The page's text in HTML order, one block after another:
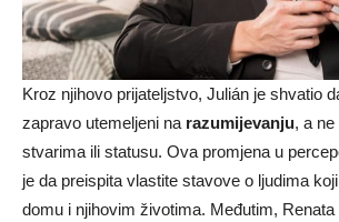
Kroz njihovo prijateljstvo, Julián je shvatio
zapravo utemeljeni na razumijevanju, a
stvarima ili statusu. Ova promjena u
je da preispita vlastite stavove o ljudima
domu i njihovim životima. Međutim, Renata